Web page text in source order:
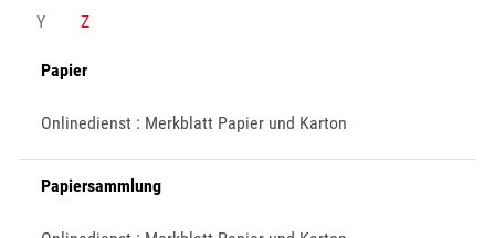
Y Z
Papier
Onlinedienst : Merkblatt Papier und Karton
Papiersammlung